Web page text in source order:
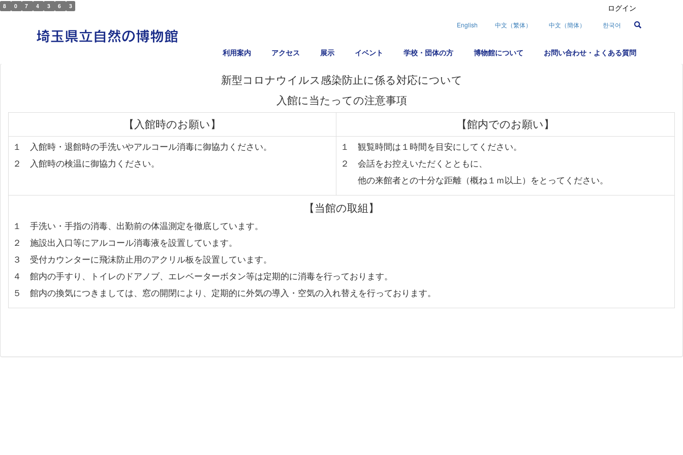
ログイン
8 0 7 4 3 6 3
利用案内 アクセス 展示 イベント 学校・団体の方 博物館について お問い合わせ・よくある質問
English 中文（繁体） 中文（簡体） 한국어
新型コロナウイルス感染防止に係る対応について
入館に当たっての注意事項
【入館時のお願い】 【館内でのお願い】
１ 入館時・退館時の手洗いやアルコール消毒に御協力ください。
２ 入館時の検温に御協力ください。
１ 観覧時間は１時間を目安にしてください。
２ 会話をお控えいただくとともに、
他の来館者との十分な距離（概ね１ｍ以上）をとってください。
【当館の取組】
１ 手洗い・手指の消毒、出勤前の体温測定を徹底しています。
２ 施設出入口等にアルコール消毒液を設置しています。
３ 受付カウンターに飛沫防止用のアクリル板を設置しています。
４ 館内の手すり、トイレのドアノブ、エレベーターボタン等は定期的に消毒を行っております。
５ 館内の換気につきましては、窓の開閉により、定期的に外気の導入・空気の入れ替えを行っております。